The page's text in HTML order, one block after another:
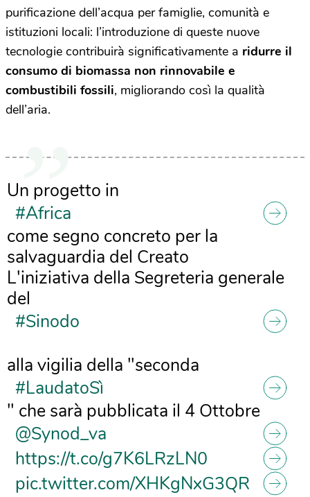
purificazione dell’acqua per famiglie, comunità e
istituzioni locali: l’introduzione di queste nuove
tecnologie contribuirà significativamente a ridurre il
consumo di biomassa non rinnovabile e
combustibili fossili, migliorando così la qualità
dell’aria.
Un progetto in
#Africa
come segno concreto per la
salvaguardia del Creato
L'iniziativa della Segreteria generale
del
#Sinodo
alla vigilia della "seconda
#LaudatoSì
" che sarà pubblicata il 4 Ottobre
@Synod_va
https://t.co/g7K6LRzLN0
pic.twitter.com/XHKgNxG3QR